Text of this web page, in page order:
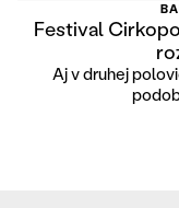
Festival
Aj v druhej